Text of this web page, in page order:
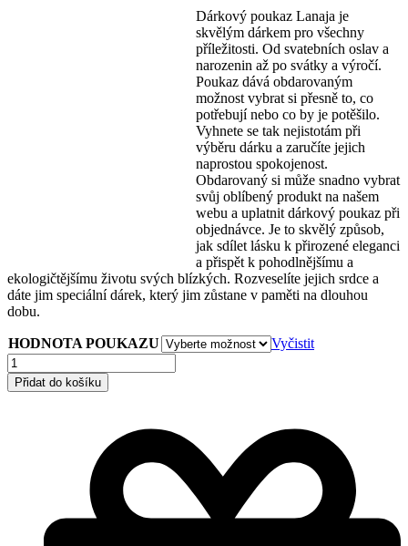
Dárkový poukaz Lanaja je
skvělým dárkem pro všechny
příležitosti. Od svatebních oslav a
narozenin až po svátky a výročí.
Poukaz dává obdarovaným
možnost vybrat si přesně to, co
potřebují nebo co by je potěšilo.
Vyhnete se tak nejistotám při
výběru dárku a zaručíte jejich
naprostou spokojenost.
Obdarovaný si může snadno vybrat
svůj oblíbený produkt na našem
webu a uplatnit dárkový poukaz při
objednávce. Je to skvělý způsob,
jak sdílet lásku k přirozené eleganci
a přispět k pohodlnějšímu a
ekologičtějšímu životu svých blízkých. Rozveselíte jejich srdce a
dáte jim speciální dárek, který jim zůstane v paměti na dlouhou
dobu.
HODNOTA POUKAZU
Vyčistit
Dárkový
poukaz
Lanaja
Přidat do košíku